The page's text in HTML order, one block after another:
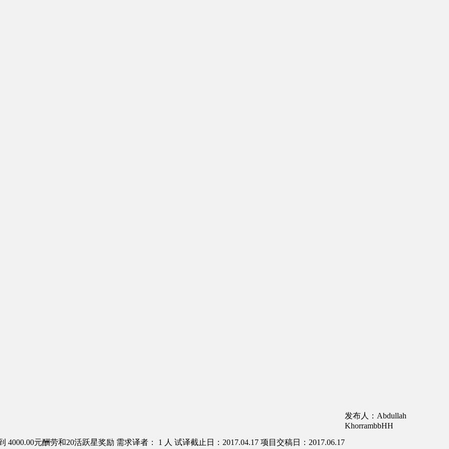
发布人：Abdullah
KhorrambbHH
4000.00元酬劳和20活跃星奖励 需求译者： 1 人 试译截止日：2017.04.17 项目交稿日：2017.06.17